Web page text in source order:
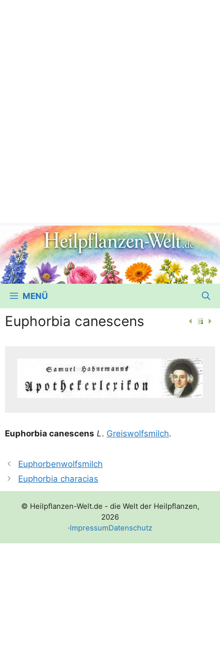
MENÜ
Euphorbia canescens
Euphor­bia cane­s­cens L. Greis­wolfs­milch.
Euphorbenwolfsmilch
Euphorbia characias
© Heilpflanzen-Welt.de - die Welt der Heilpflanzen,
2026
·ImpressumDatenschutz